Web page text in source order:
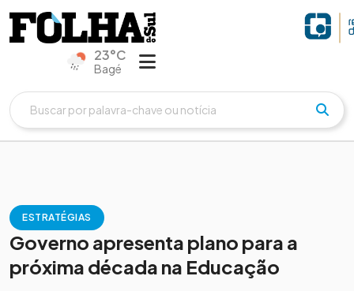
23°C
Bagé
ESTRATÉGIAS
Governo apresenta plano para a
próxima década na Educação